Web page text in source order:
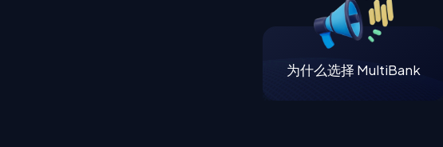
为什么选择 MultiBank